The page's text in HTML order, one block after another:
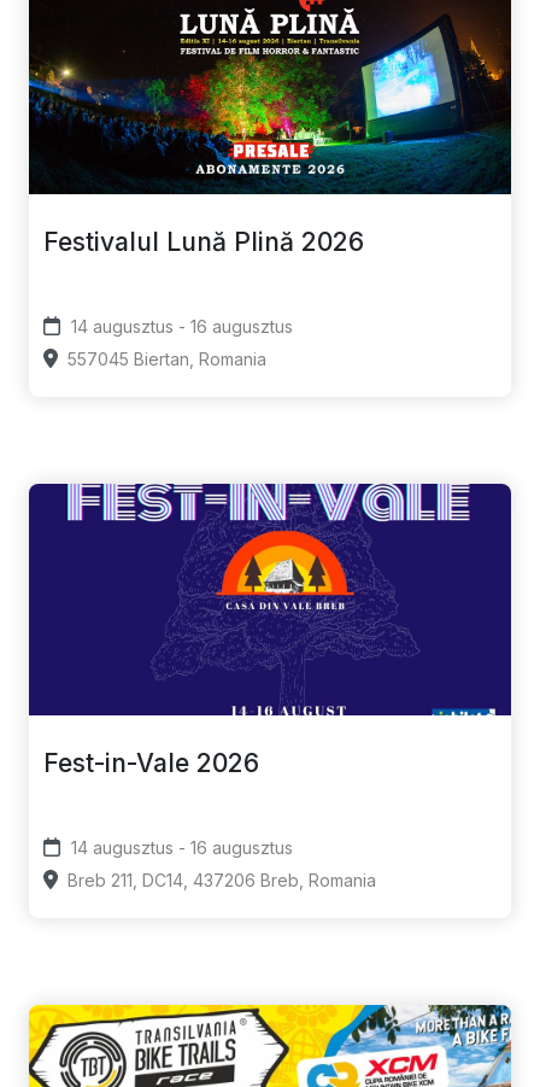
Festivalul Lună Plină 2026
14 augusztus - 16 augusztus
557045 Biertan, Romania
Fest-in-Vale 2026
14 augusztus - 16 augusztus
Breb 211, DC14, 437206 Breb, Romania